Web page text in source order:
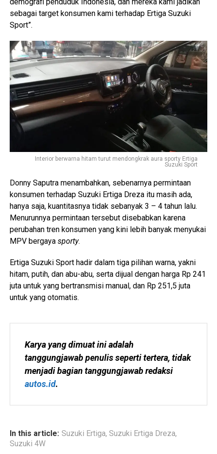
sebagai target konsumen kami terhadap Ertiga Suzuki
Sport”.
Interior berwarna hitam turut mendongkrak aura sporty Ertiga
Suzuki Sport
Donny Saputra menambahkan, sebenarnya permintaan
konsumen terhadap Suzuki Ertiga Dreza itu masih ada,
hanya saja, kuantitasnya tidak sebanyak 3 – 4 tahun lalu.
Menurunnya permintaan tersebut disebabkan karena
perubahan tren konsumen yang kini lebih banyak menyukai
MPV bergaya sporty.
Ertiga Suzuki Sport hadir dalam tiga pilihan warna, yakni
hitam, putih, dan abu-abu, serta dijual dengan harga Rp 241
juta untuk yang bertransmisi manual, dan Rp 251,5 juta
untuk yang otomatis.
Karya yang dimuat ini adalah
tanggungjawab penulis seperti tertera, tidak
autos.id.
In this article: Suzuki Ertiga, Suzuki Ertiga Dreza,
Suzuki 4W